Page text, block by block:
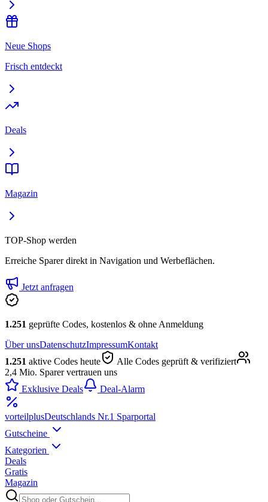
Neue Shops
Frisch entdeckt
Deals
Magazin
TOP-Shop werden
Erreiche Sparer direkt in Navigation und Werbeflächen.
Jetzt anfragen
1.251 geprüfte Codes, kostenlos & ohne Anmeldung
Über unsDatenschutzImpressumKontakt
1.251 aktive Codes heute
Alle Codes geprüft & verifiziert
2,4 Mio. Sparer vertrauen uns
Exklusive Deals
Deal-Alarm
vorteilplusDeutschlands Nr.1 Sparportal
Gutscheine
Kategorien
Deals
Gratis
Magazin